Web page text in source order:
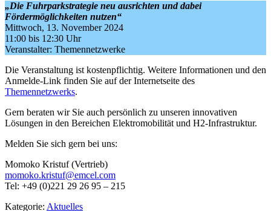
„Die Fuhrparkstrategie neu ausrichten und dabei
Fördermöglichkeiten nutzen“
Mittwoch, 13. November 2024
11:00 bis 12:30 Uhr
Veranstalter: Themennetzwerke
Die Veranstaltung ist kostenpflichtig. Weitere Informationen und den
Anmelde-Link finden Sie auf der Internetseite des
Themennetzwerks.
Gern beraten wir Sie auch persönlich zu unseren innovativen
Lösungen in den Bereichen Elektromobilität und H2-Infrastruktur.
Melden Sie sich gern bei uns:
Momoko Kristuf (Vertrieb)
momoko.kristuf@emcel.com
Tel: +49 (0)221 29 26 95 – 215
Kategorie: Aktuelles